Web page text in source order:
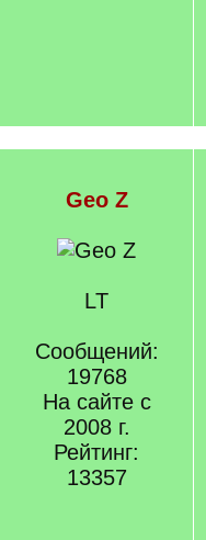
Geo Z
LT
Сообщений:
19768
На сайте с
2008 г.
Рейтинг:
13357